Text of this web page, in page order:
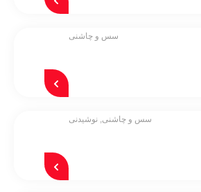
سس و چاشنی
سس و چاشنی, نوشیدنی